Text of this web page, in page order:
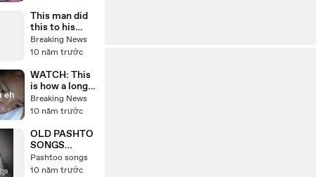
This man did
this to his
mother who is
sleeping!
Breaking News
10 năm trước
WATCH: This
is how a long
distance
relationship
each other!
Unbelievable!
Breaking News
10 năm trước
OLD PASHTO
SONGS
GULNAR
BEGUM FILM
Pashtoo songs
10 năm trước